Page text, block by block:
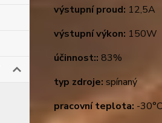
výstupní proud: 12,5A
výstupní výkon: 150W
účinnost:: 83%
typ zdroje: spínaný
pracovní teplota: -